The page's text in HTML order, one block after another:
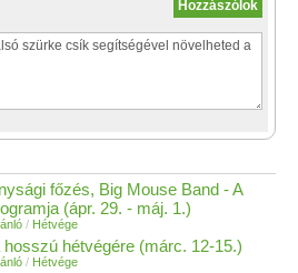
főzés, Big Mouse Band - A
(ápr. 29. - máj. 1.)
/ Hétvége
hétvégére (márc. 12-15.)
/ Hétvége